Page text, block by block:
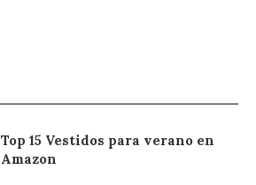
Top 15 Vestidos para verano en
Amazon